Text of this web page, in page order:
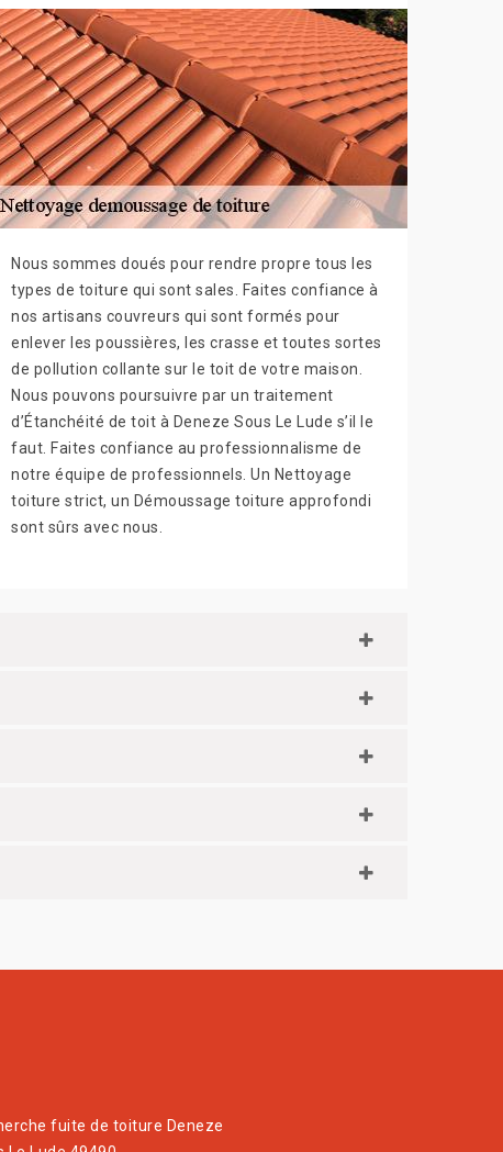
Nous sommes doués pour rendre propre tous les
types de toiture qui sont sales. Faites confiance à
nos artisans couvreurs qui sont formés pour
enlever les poussières, les crasse et toutes sortes
de pollution collante sur le toit de votre maison.
Nous pouvons poursuivre par un traitement
d’Étanchéité de toit à Deneze Sous Le Lude s’il le
faut. Faites confiance au professionnalisme de
notre équipe de professionnels. Un Nettoyage
toiture strict, un Démoussage toiture approfondi
sont sûrs avec nous.
fuite de toiture Deneze